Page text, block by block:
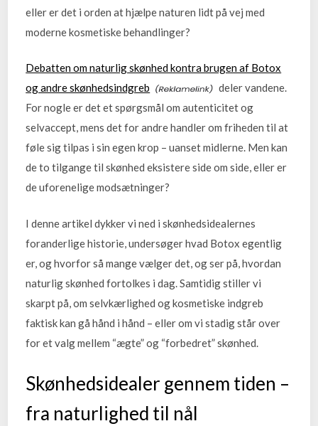
eller er det i orden at hjælpe naturen lidt på vej med
moderne kosmetiske behandlinger?
Debatten om naturlig skønhed kontra brugen af Botox
og andre skønhedsindgreb
deler vandene.
For nogle er det et spørgsmål om autenticitet og
selvaccept, mens det for andre handler om friheden til at
føle sig tilpas i sin egen krop – uanset midlerne. Men kan
de to tilgange til skønhed eksistere side om side, eller er
de uforenelige modsætninger?
I denne artikel dykker vi ned i skønhedsidealernes
foranderlige historie, undersøger hvad Botox egentlig
er, og hvorfor så mange vælger det, og ser på, hvordan
naturlig skønhed fortolkes i dag. Samtidig stiller vi
skarpt på, om selvkærlighed og kosmetiske indgreb
faktisk kan gå hånd i hånd – eller om vi stadig står over
for et valg mellem “ægte” og “forbedret” skønhed.
Skønhedsidealer gennem tiden –
fra naturlighed til nål